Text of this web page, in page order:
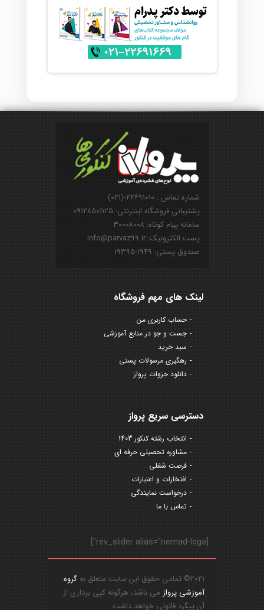
شماره تماس : ۲۲۶۹۱۰۱۰-(۰۲۱)
پشتیبانی فروشگاه اینترنتی: ۰۹۱۲۸۵۰۱۱۲۵
سامانه پیام کوتاه: ۳۰۰۰۸۰۰۸
پست الکترونیک: info@parvaz99.ir
صندوق پستی: ۱۹۴۹-۱۹۳۹۵
لینک های مهم فروشگاه
حساب کاربری من
جست و جو در منابع آموزشی
سبد خرید
رهگیری مرسولات پستی
دانلود جزوات پرواز
دسترسی سریع پرواز
انتخاب رشته کنکور 1403
مشاوره تحصیلی حرفه ای
فرصت شغلی
افتخارات و اعتبارات
درخواست نمایندگی
تماس با ما
[rev_slider alias="nemad-logo"]
2021© تمامی حقوق این سایت متعلق به
گروه
آموزشی پرواز می باشد، هرگونه کپی برداری از
آن پیگرد قانونی خواهد داشت.